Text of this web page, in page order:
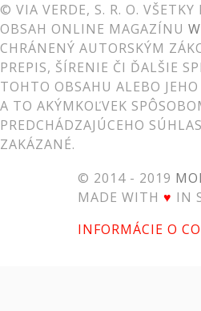
© VIA VERDE, S. R. O. VŠETKY
OBSAH ONLINE MAGAZÍNU
CHRÁNENÝ AUTORSKÝM
PREPIS, ŠÍRENIE ČI ĎALŠIE
TOHTO OBSAHU ALEBO
A TO AKÝMKOĽVEK
PREDCHÁDZAJÚCEHO
ZAKÁZANÉ.
© 2014 - 2019
MADE WITH ♥ IN
INFORMÁCIE O